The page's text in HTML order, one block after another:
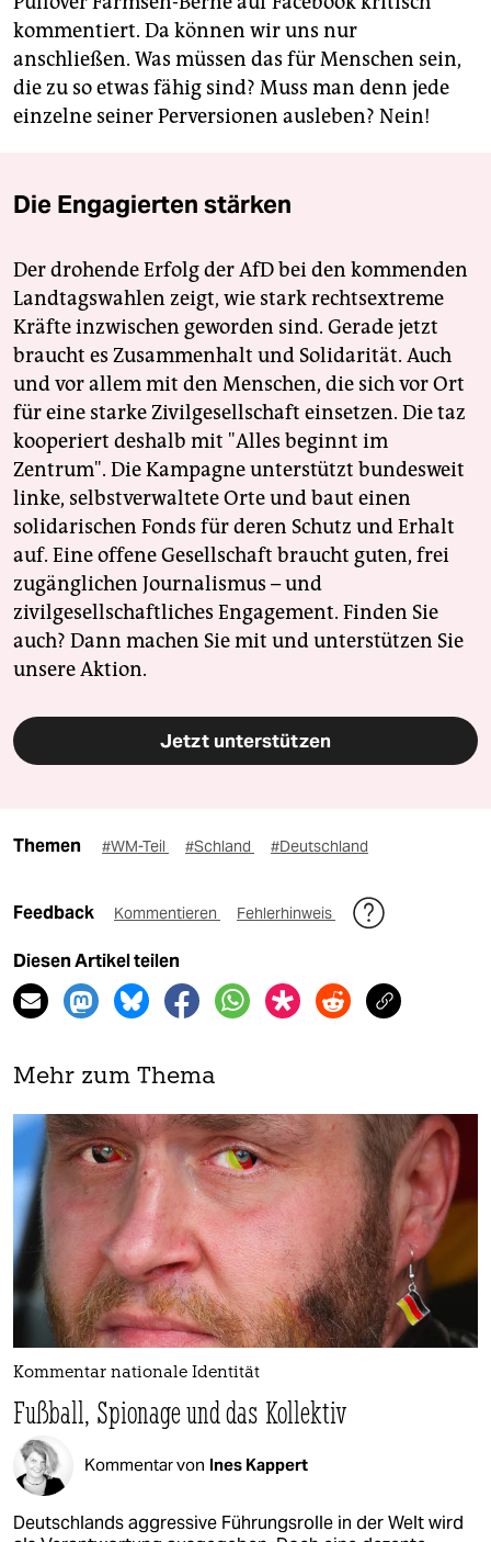
kommentiert. Da können wir uns nur
anschließen. Was müssen das für Menschen sein,
die zu so etwas fähig sind? Muss man denn jede
einzelne seiner Perversionen ausleben? Nein!
Die Engagierten stärken
Der drohende Erfolg der AfD bei den kommenden
Landtagswahlen zeigt, wie stark rechtsextreme
Kräfte inzwischen geworden sind. Gerade jetzt
braucht es Zusammenhalt und Solidarität. Auch
und vor allem mit den Menschen, die sich vor Ort
für eine starke Zivilgesellschaft einsetzen. Die taz
kooperiert deshalb mit "Alles beginnt im
Zentrum". Die Kampagne unterstützt bundesweit
linke, selbstverwaltete Orte und baut einen
solidarischen Fonds für deren Schutz und Erhalt
auf. Eine offene Gesellschaft braucht guten, frei
zugänglichen Journalismus – und
zivilgesellschaftliches Engagement. Finden Sie
auch? Dann machen Sie mit und unterstützen Sie
unsere Aktion.
Jetzt unterstützen
Themen #WM-Teil #Schland #Deutschland
Feedback Kommentieren Fehlerhinweis
Diesen Artikel teilen
Mehr zum Thema
Kommentar nationale Identität
Fußball, Spionage und das Kollektiv
Kommentar von Ines Kappert
Deutschlands aggressive Führungsrolle in der Welt wird